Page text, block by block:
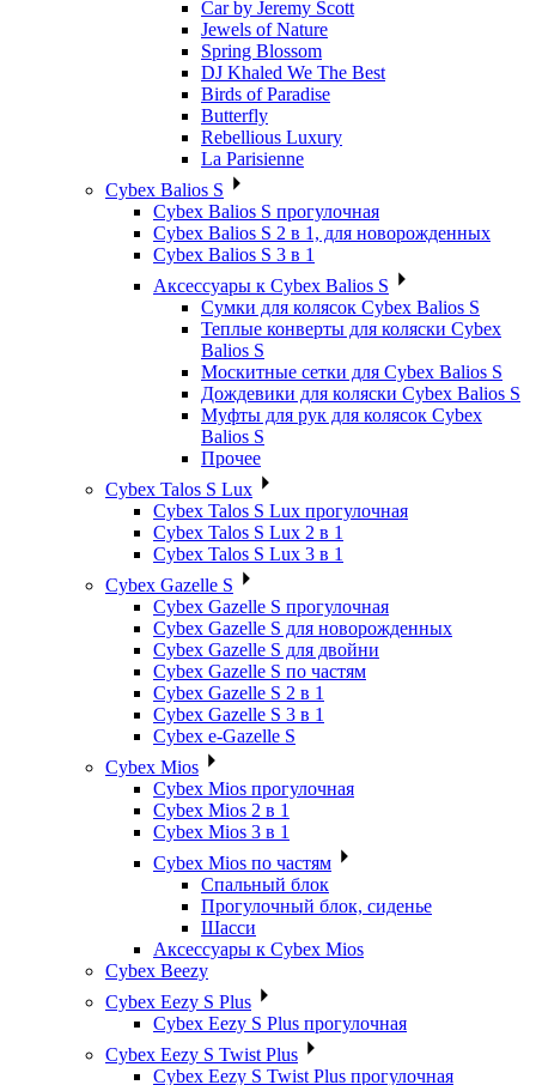
Car by Jeremy Scott
Jewels of Nature
Spring Blossom
DJ Khaled We The Best
Birds of Paradise
Butterfly
Rebellious Luxury
La Parisienne
Cybex Balios S
Cybex Balios S прогулочная
Cybex Balios S 2 в 1, для новорожденных
Cybex Balios S 3 в 1
Аксессуары к Cybex Balios S
Сумки для колясок Cybex Balios S
Теплые конверты для коляски Cybex
Balios S
Москитные сетки для Cybex Balios S
Дождевики для коляски Cybex Balios S
Муфты для рук для колясок Cybex
Balios S
Прочее
Cybex Talos S Lux
Cybex Talos S Lux прогулочная
Cybex Talos S Lux 2 в 1
Cybex Talos S Lux 3 в 1
Cybex Gazelle S
Cybex Gazelle S прогулочная
Cybex Gazelle S для новорожденных
Cybex Gazelle S для двойни
Cybex Gazelle S по частям
Cybex Gazelle S 2 в 1
Cybex Gazelle S 3 в 1
Cybex e-Gazelle S
Cybex Mios
Cybex Mios прогулочная
Cybex Mios 2 в 1
Cybex Mios 3 в 1
Cybex Mios по частям
Спальный блок
Прогулочный блок, сиденье
Шасси
Аксессуары к Cybex Mios
Cybex Beezy
Cybex Eezy S Plus
Cybex Eezy S Plus прогулочная
Cybex Eezy S Twist Plus
Cybex Eezy S Twist Plus прогулочная